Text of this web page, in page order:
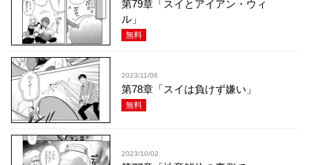
第79章「スイとアイアン・ウィ
ル」
無料
2023/11/06
第78章「スイは負けず嫌い」
無料
2023/10/02